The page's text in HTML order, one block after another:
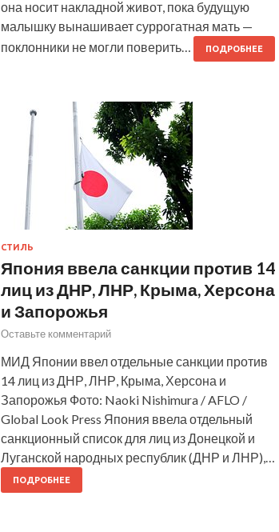
она носит накладной живот, пока будущую
малышку вынашивает суррогатная мать —
поклонники не могли поверить…
ПОДРОБНЕЕ
СТИЛЬ
Япония ввела санкции против 14
лиц из ДНР, ЛНР, Крыма, Херсона
и Запорожья
Оставьте комментарий
МИД Японии ввел отдельные санкции против
14 лиц из ДНР, ЛНР, Крыма, Херсона и
Запорожья Фото: Naoki Nishimura / AFLO /
Global Look Press Япония ввела отдельный
санкционный список для лиц из Донецкой и
Луганской народных республик (ДНР и ЛНР),…
ПОДРОБНЕЕ